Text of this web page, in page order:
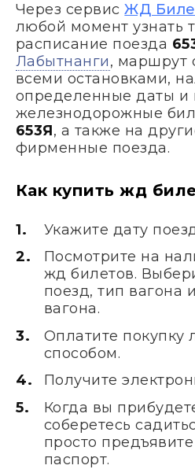
Через сервисЖД
любой момент узнать
расписание поезда
Лабытнанги, маршрут
всеми остановками,
определенные даты и
железнодорожные
653Я, а также на
фирменные поезда.
Как купить жд
Укажите дату
Посмотрите на
жд билетов.
поезд, тип вагона
вагона.
Оплатите
способом.
Получите
Когда вы
соберетесь
просто
паспорт.